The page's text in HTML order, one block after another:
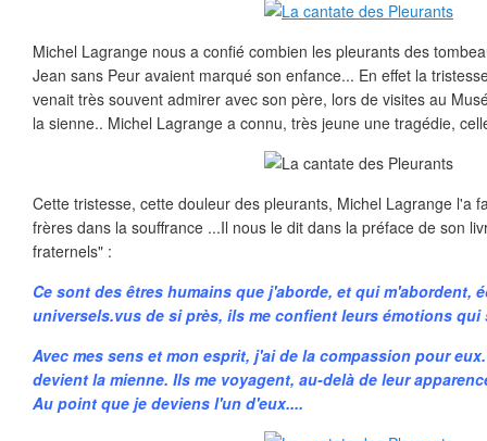
Michel Lagrange nous a confié combien les pleurants des
Jean sans Peur avaient marqué son enfance... En effet la
venait très souvent admirer avec son père, lors de visites au
la sienne.. Michel Lagrange a connu, très jeune une tragédie,
Cette tristesse, cette douleur des pleurants, Michel Lagrange l'a
frères dans la souffrance ...Il nous le dit dans la préface de son
fraternels" :
Ce sont des êtres humains que j'aborde, et qui m'abordent,
universels.vus de si près, ils me confient leurs émotions
Avec mes sens et mon esprit, j'ai de la compassion pour
devient la mienne. Ils me voyagent, au-delà de leur
Au point que je deviens l'un d'eux....